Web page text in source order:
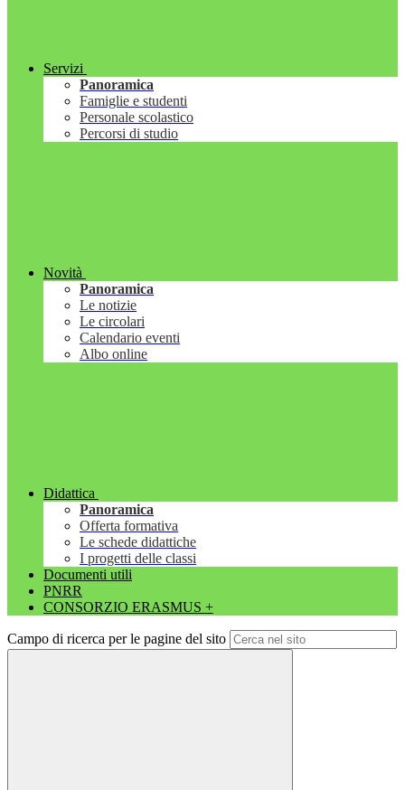
Servizi
Panoramica
Famiglie e studenti
Personale scolastico
Percorsi di studio
Novità
Panoramica
Le notizie
Le circolari
Calendario eventi
Albo online
Didattica
Panoramica
Offerta formativa
Le schede didattiche
I progetti delle classi
Documenti utili
PNRR
CONSORZIO ERASMUS +
Campo di ricerca per le pagine del sito